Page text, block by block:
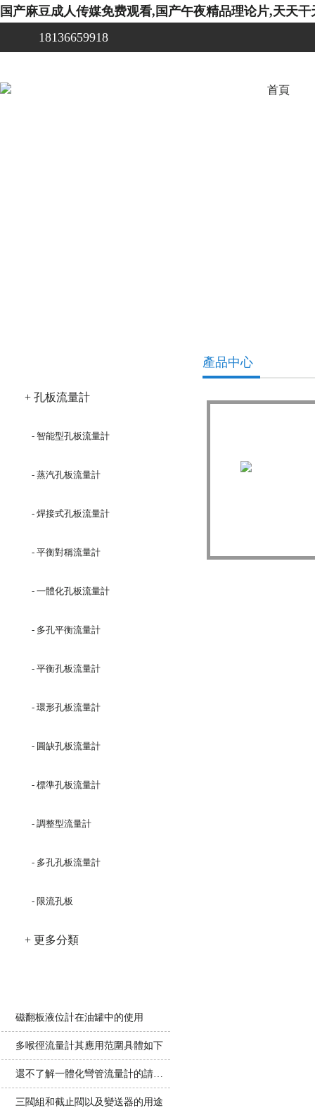
国产麻豆成人传媒免费观看,国产午夜精品理论片,天天
18136659918
首頁
+ 孔板流量計
- 智能型孔板流量計
- 蒸汽孔板流量計
- 焊接式孔板流量計
- 平衡對稱流量計
- 一體化孔板流量計
- 多孔平衡流量計
- 平衡孔板流量計
- 環形孔板流量計
- 圓缺孔板流量計
- 標準孔板流量計
- 調整型流量計
- 多孔孔板流量計
- 限流孔板
+ 更多分類
磁翻板液位計在油罐中的使用
多喉徑流量計其應用范圍具體如下
還不了解一體化彎管流量計的請看下文！
三閥組和截止閥以及變送器的用途
產品中心